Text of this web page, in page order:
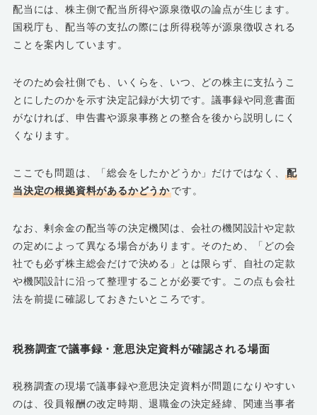
配当には、株主側で配当所得や源泉徴収の論点が生じます。
国税庁も、配当等の支払の際には所得税等が源泉徴収される
ことを案内しています。
そのため会社側でも、いくらを、いつ、どの株主に支払うこ
とにしたのかを示す決定記録が大切です。議事録や同意書面
がなければ、申告書や源泉事務との整合を後から説明しにく
くなります。
ここでも問題は、「総会をしたかどうか」だけではなく、
配
当決定の根拠資料があるかどうかです。
なお、剰余金の配当等の決定機関は、会社の機関設計や定款
の定めによって異なる場合があります。そのため、「どの会
社でも必ず株主総会だけで決める」とは限らず、自社の定款
や機関設計に沿って整理することが必要です。この点も会社
法を前提に確認しておきたいところです。
税務調査で議事録・意思決定資料が確認される場面
税務調査の現場で議事録や意思決定資料が問題になりやすい
のは、役員報酬の改定時期、退職金の決定経緯、関連当事者